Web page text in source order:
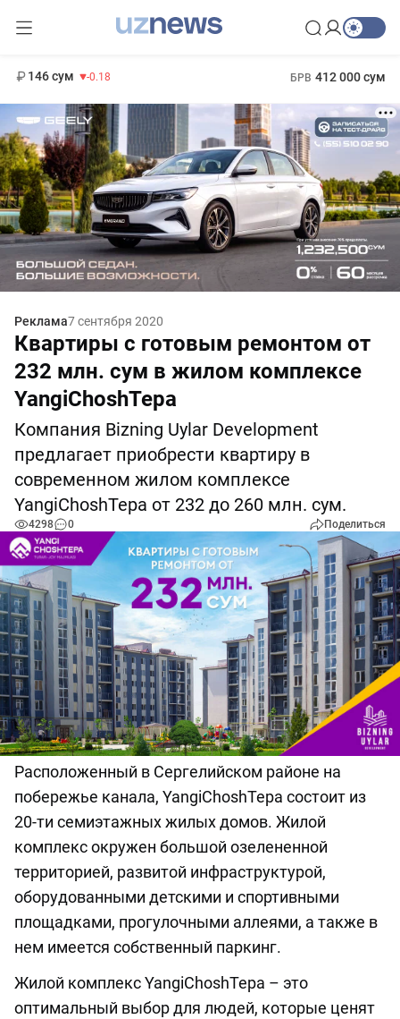
146 сум -0.18 БРВ 412 000 сум
Реклама7 сентября 2020
Квартиры с готовым ремонтом от
232 млн. сум в жилом комплексе
YangiChoshTepa
Компания Bizning Uylar Development
предлагает приобрести квартиру в
современном жилом комплексе
YangiChoshTepa от 232 до 260 млн. сум.
4298 0 Поделиться
Расположенный в Сергелийском районе на
побережье канала, YangiChoshTepa состоит из
20-ти семиэтажных жилых домов. Жилой
комплекс окружен большой озелененной
территорией, развитой инфраструктурой,
оборудованными детскими и спортивными
площадками, прогулочными аллеями, а также в
нем имеется собственный паркинг.
Жилой комплекс YangiChoshTepa – это
оптимальный выбор для людей, которые ценят